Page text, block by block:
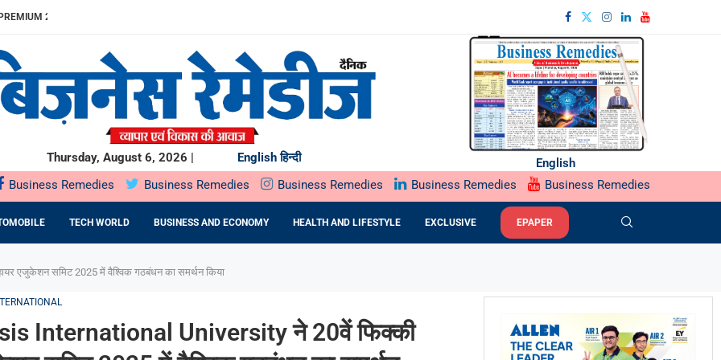
23% बढ़ा
MARGIN...
खुलेगा, 10...
में SOIL HEALTH...
के दौरान...
देगा...
Thursday, August 6, 2026 | English हिन्दी
English
Business Remedies Business Remedies Business Remedies Business Remedies Business Remedies
TECH WORLD BUSINESS AND ECONOMY HEALTH AND LIFESTYLE EXCLUSIVE EPAPER
एजुकेशन समिट 2025 में वैश्विक गठबंधन का समर्थन किया
International University ने 20वें फिक्की